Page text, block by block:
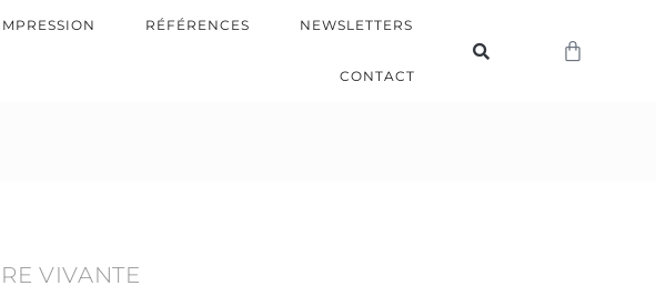
RÉFÉRENCES NEWSLETTERS
CONTACT
VIVANTE